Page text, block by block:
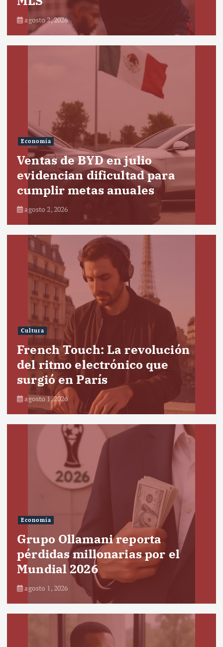
agosto 2, 2026
Economía
Ventas de BYD en julio
evidencian dificultad para
cumplir metas anuales
agosto 2, 2026
Cultura
French Touch: La revolución
del ritmo electrónico que
surgió en París
agosto 1, 2026
Economía
Grupo Ollamani reporta
pérdidas millonarias por el
Mundial 2026
agosto 1, 2026